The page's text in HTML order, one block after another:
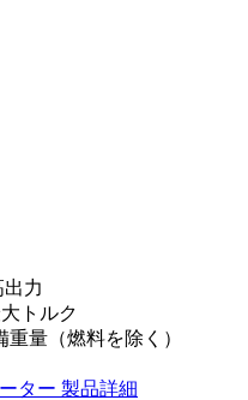
力
トルク
重量（燃料を除く）
ター 製品詳細